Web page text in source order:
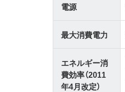
電源
最大消費電力
エネルギー消
費効率（2011
年4月改定）